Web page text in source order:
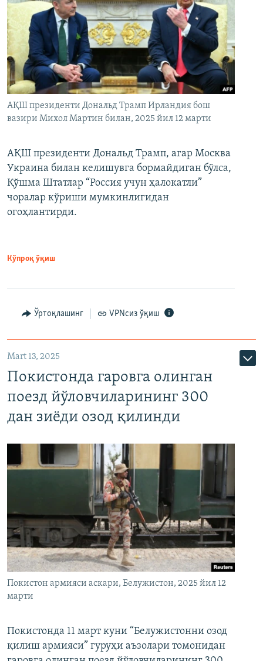
АҚШ президенти Дональд Трамп Ирландия бош
вазири Михол Мартин билан, 2025 йил 12 марти
АҚШ президенти Дональд Трамп, агар Москва
Украина билан келишувга бормайдиган бўлса,
Қўшма Штатлар “Россия учун ҳалокатли”
чоралар кўриши мумкинлигидан
огоҳлантирди.
Кўпроқ ўқиш
Ўртоқлашинг VPNсиз ўқиш
Mart 13, 2025
Покистонда гаровга олинган
поезд йўловчиларининг 300
дан зиёди озод қилинди
Покистон армияси аскари, Белужистон, 2025 йил 12
марти
Покистонда 11 март куни “Белужистонни озод
қилиш армияси” гуруҳи аъзолари томонидан